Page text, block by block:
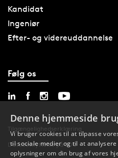
Kandidat
Ingeniør
Efter- og videreuddannelse
Følg os
Tilgængelighedserklæring
Databeskyttelse på SDU
Denne hjemmeside
Vi bruger cookies til at tilpasse
til sociale medier og til at
oplysninger om din brug af vores